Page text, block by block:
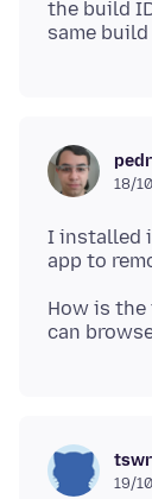
the build
18/
I installed
How is
19/